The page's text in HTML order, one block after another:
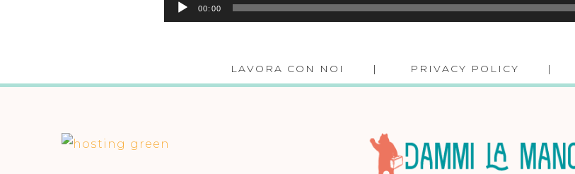
00:00
LAVORA CON NOI PRIVACY POLICY